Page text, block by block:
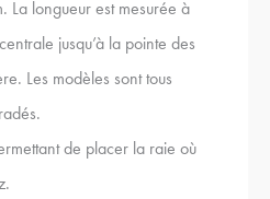
La longueur est mesurée à
jusqu’à la pointe des
Les modèles sont tous
de placer la raie où